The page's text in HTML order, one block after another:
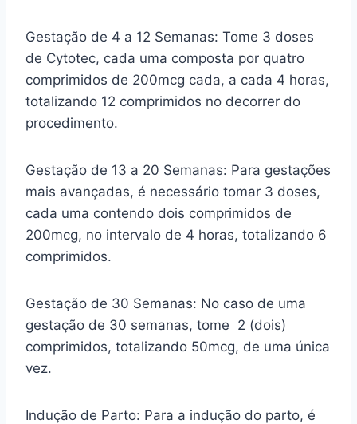
Gestação de 4 a 12 Semanas: Tome 3 doses
de Cytotec, cada uma composta por quatro
comprimidos de 200mcg cada, a cada 4 horas,
totalizando 12 comprimidos no decorrer do
procedimento.
Gestação de 13 a 20 Semanas: Para gestações
mais avançadas, é necessário tomar 3 doses,
cada uma contendo dois comprimidos de
200mcg, no intervalo de 4 horas, totalizando 6
comprimidos.
Gestação de 30 Semanas: No caso de uma
gestação de 30 semanas, tome 2 (dois)
comprimidos, totalizando 50mcg, de uma única
vez.
Indução de Parto: Para a indução do parto, é